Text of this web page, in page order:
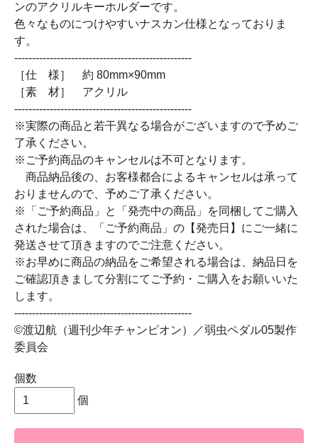
ンのアクリルキーホルダーです。
色々なものにつけやすいナスカン仕様となっておりま
す。
--------------------------------------------------
［仕 様］ 約 80mm×90mm
［素 材］ アクリル
--------------------------------------------------
※実際の商品と若干異なる場合がございますので予めご
了承ください。
※ご予約商品のキャンセルは不可となります。
商品納品後の、お客様都合によるキャンセルは承って
おりませんので、予めご了承ください。
※「ご予約商品」と「発売中の商品」を同梱してご購入
された場合は、「ご予約商品」の【発売日】にご一緒に
発送させて頂きますのでご注意ください。
※お早めに商品の納品をご希望される場合は、納品日を
ご確認頂きまして分割にてご予約・ご購入をお願いいた
します。
--------------------------------------------------
©渡辺航（週刊少年チャンピオン）／弱虫ペダル05製作
委員会
個数
個